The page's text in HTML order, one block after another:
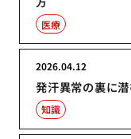
医療
発汗異常の裏に
2026.04.12
知識